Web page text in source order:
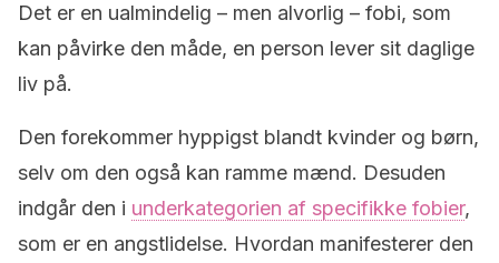
Det er en ualmindelig – men alvorlig – fobi, som
kan påvirke den måde, en person lever sit daglige
liv på.
Den forekommer hyppigst blandt kvinder og børn,
selv om den også kan ramme mænd. Desuden
indgår den i underkategorien af specifikke fobier,
som er en angstlidelse. Hvordan manifesterer den